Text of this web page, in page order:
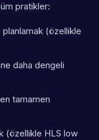
pratikler:
(özellikle
daha dengeli
tamamen
(özellikle HLS low